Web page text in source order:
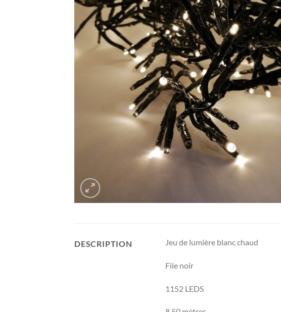
DESCRIPTION Jeu de lumière blanc chaud
File noir
1152 LEDS